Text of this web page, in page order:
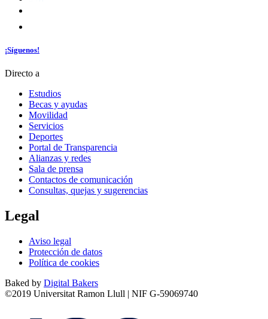
¡Síguenos!
Directo a
Estudios
Becas y ayudas
Movilidad
Servicios
Deportes
Portal de Transparencia
Alianzas y redes
Sala de prensa
Contactos de comunicación
Consultas, quejas y sugerencias
Legal
Aviso legal
Protección de datos
Política de cookies
Baked by Digital Bakers
©2019 Universitat Ramon Llull | NIF G-59069740